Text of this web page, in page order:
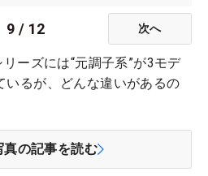
9 / 12 次へ
リーズには“元調子系”が3モデ
いるが、どんな違いがあるの
真の記事を読む